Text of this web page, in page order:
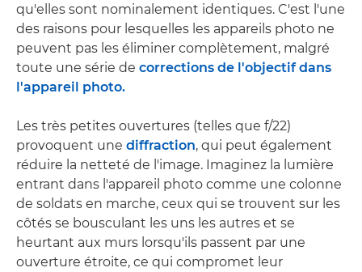
qu'elles sont nominalement identiques. C'est l'une
des raisons pour lesquelles les appareils photo ne
peuvent pas les éliminer complètement, malgré
toute une série de corrections de l'objectif dans
l'appareil photo.
Les très petites ouvertures (telles que f/22)
provoquent une diffraction, qui peut également
réduire la netteté de l'image. Imaginez la lumière
entrant dans l'appareil photo comme une colonne
de soldats en marche, ceux qui se trouvent sur les
côtés se bousculant les uns les autres et se
heurtant aux murs lorsqu'ils passent par une
ouverture étroite, ce qui compromet leur